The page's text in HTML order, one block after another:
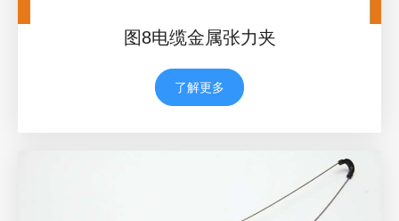
图8电缆金属张力夹
了解更多